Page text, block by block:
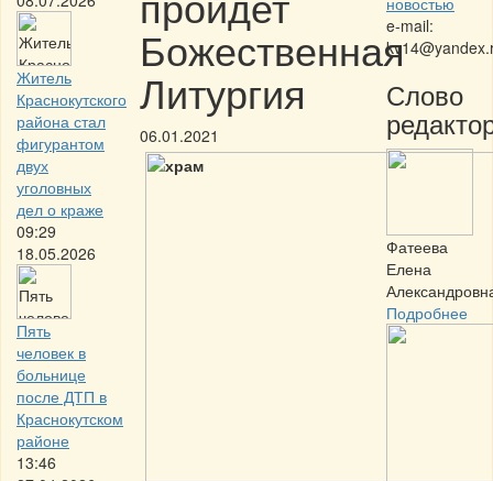
Житель
Краснокутского
района стал
фигурантом
двух
уголовных
дел о краже
09:29
18.05.2026
Пять
человек в
больнице
после ДТП в
Краснокутском
районе
13:46
Божественная
Литургия
06.01.2021
e-mail:
Слово
Фатеева
Елена
Подробнее